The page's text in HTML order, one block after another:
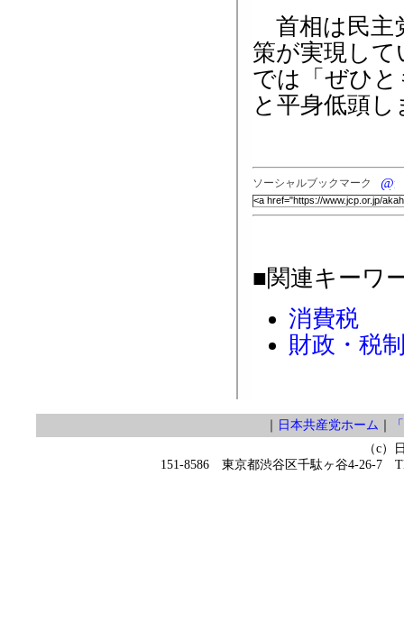
首相は民主
策が実現し
では「ぜひ
と平身低頭
ソーシャルブックマーク
■関連キーワ
消費税
財政・税
｜ 日本共産党ホーム ｜
（c）
151-8586 東京都渋谷区千駄ヶ谷4-26-7